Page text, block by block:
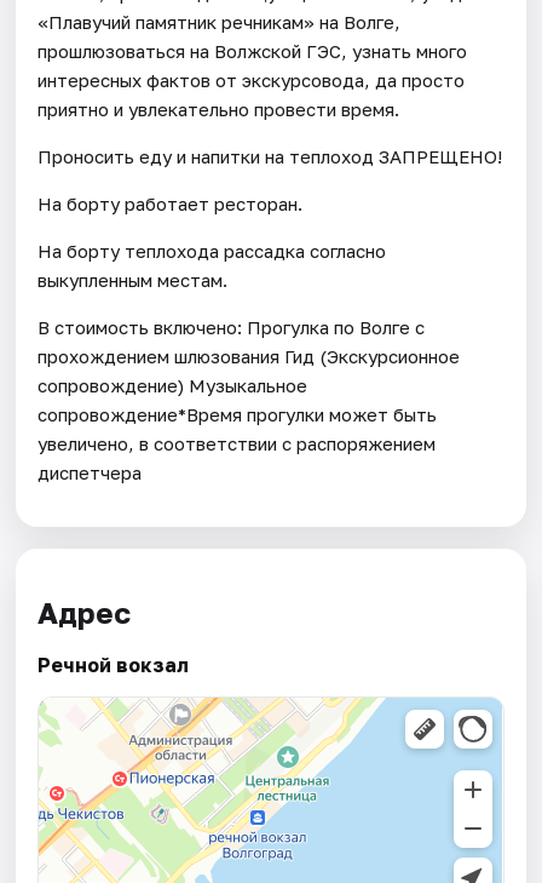
«Плавучий памятник речникам» на Волге,
прошлюзоваться на Волжской ГЭС, узнать много
интересных фактов от экскурсовода, да просто
приятно и увлекательно провести время.
Проносить еду и напитки на теплоход ЗАПРЕЩЕНО!
На борту работает ресторан.
На борту теплохода рассадка согласно
выкупленным местам.
В стоимость включено: Прогулка по Волге с
прохождением шлюзования Гид (Экскурсионное
сопровождение) Музыкальное
сопровождение*Время прогулки может быть
увеличено, в соответствии с распоряжением
диспетчера
Адрес
Речной вокзал